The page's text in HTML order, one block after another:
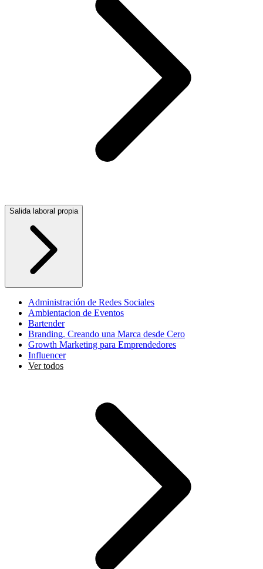
Salida laboral propia
Administración de Redes Sociales
Ambientacion de Eventos
Bartender
Branding. Creando una Marca desde Cero
Growth Marketing para Emprendedores
Influencer
Ver todos